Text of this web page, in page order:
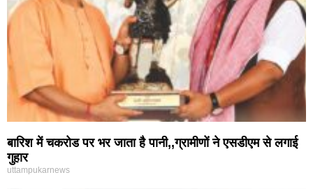
बारिश में चकरोड पर भर जाता है पानी,,ग्रामीणों ने एसडीएम से लगाई
गुहार
uttampukarnews